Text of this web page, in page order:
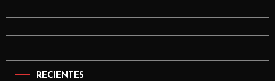
RECIENTES